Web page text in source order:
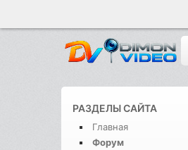
РАЗДЕЛЫ САЙТА
Главная
Форум